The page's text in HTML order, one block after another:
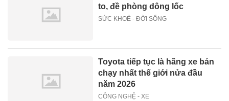
to, đề phòng dông lốc
SỨC KHOẺ - ĐỜI SỐNG
Toyota tiếp tục là hãng xe bán
chạy nhất thế giới nửa đầu
năm 2026
CÔNG NGHỆ - XE